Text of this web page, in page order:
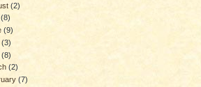
(2)
(8)
(9)
(3)
(8)
(2)
(7)